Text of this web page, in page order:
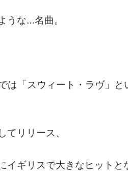
うな…名曲。
は「スウィート・ラヴ」と
リリース、
イギリスで大きなヒットと